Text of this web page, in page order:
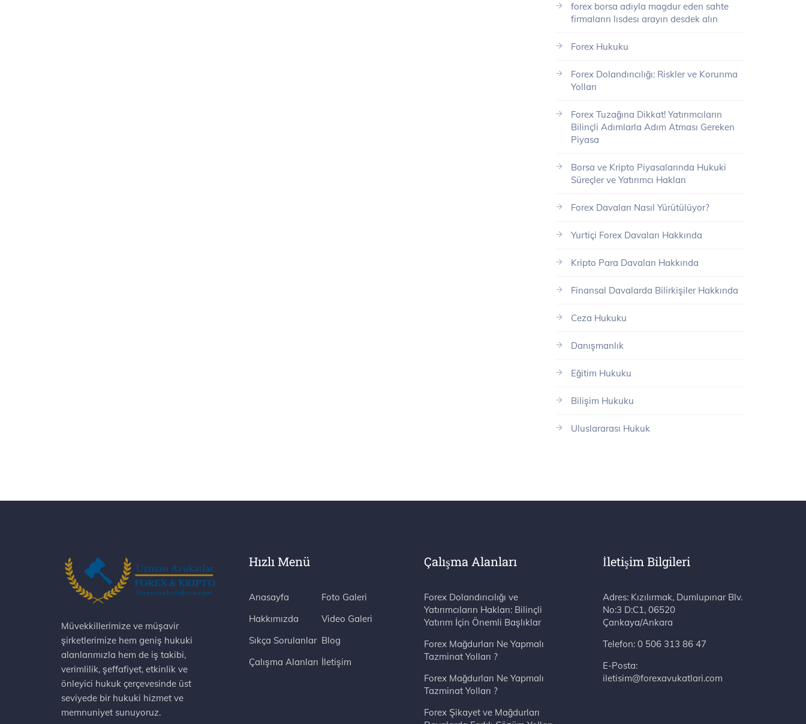
forex borsa adıyla magdur eden sahte
firmaların lısdesı arayın desdek alın
Forex Hukuku
Forex Dolandırıcılığı: Riskler ve Korunma
Yolları
Forex Tuzağına Dikkat! Yatırımcıların
Bilinçli Adımlarla Adım Atması Gereken
Piyasa
Borsa ve Kripto Piyasalarında Hukuki
Süreçler ve Yatırımcı Hakları
Forex Davaları Nasıl Yürütülüyor?
Yurtiçi Forex Davaları Hakkında
Kripto Para Davaları Hakkında
Finansal Davalarda Bilirkişiler Hakkında
Ceza Hukuku
Danışmanlık
Eğitim Hukuku
Bilişim Hukuku
Uluslararası Hukuk
Müvekkillerimize ve müşavir
şirketlerimize hem geniş hukuki
alanlarımızla hem de iş takibi,
verimlilik, şeffafiyet, etkinlik ve
önleyici hukuk çerçevesinde üst
seviyede bir hukuki hizmet ve
memnuniyet sunuyoruz.
Hızlı Menü
Anasayfa
Hakkımızda
Sıkça Sorulanlar
Çalışma Alanları
Foto Galeri
Video Galeri
Blog
İletişim
Çalışma Alanları
Forex Dolandırıcılığı ve
Yatırımcıların Hakları: Bilinçli
Yatırım İçin Önemli Başlıklar
Forex Mağdurları Ne Yapmalı
Tazminat Yolları ?
Forex Mağdurları Ne Yapmalı
Tazminat Yolları ?
Forex Şikayet ve Mağdurları
İletişim Bilgileri
Adres: Kızılırmak, Dumlupınar Blv. No:3 D:C1, 06520 Çankaya/Ankara
Telefon:0 506 313 86 47
E-Posta:
iletisim@forexavukatlari.com